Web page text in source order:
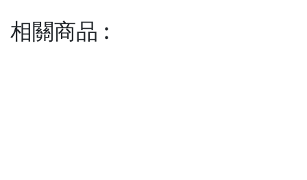
相關商品 :